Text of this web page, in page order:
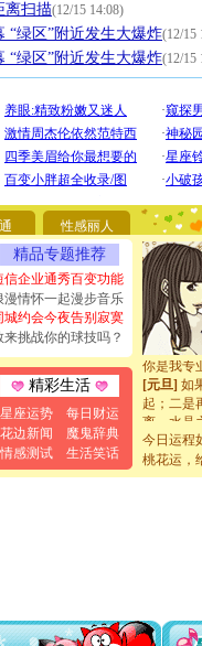
离扫描(12/15 14:08)
“绿区”附近发生大爆炸(12/15
“绿区”附近发生大爆炸(12/15
性感丽人
精品专题推荐
信企业通秀百变功能
漫情怀一起漫步音乐
城约会今夜告别寂寞
来挑战你的球技吗？
精彩生活
星座运势
每日财运
花边新闻
魔鬼辞典
情感测试
生活笑话
[圣诞节]
你太多
要平安！
[圣诞节]
能正大光
天都要快
[圣诞节]
如意,快
[元旦]看
断电。爱
你是我专
[元旦]如
起；二是
离。水晶
[元旦]
当
泣，这
卖了。水
你太多，
要平安！
今日运程
桃花运，